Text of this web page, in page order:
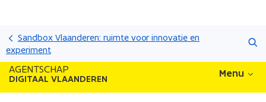
en
de
Sandbox Vlaanderen: ruimte voor innovatie en
experiment
AGENTSCHAP
DIGITAAL VLAANDEREN Menu